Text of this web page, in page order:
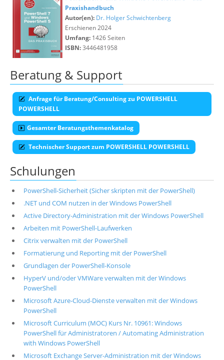
Praxishandbuch
Autor(en): Dr. Holger Schwichtenberg
Erschienen 2024
Umfang: 1426 Seiten
ISBN:3446481958
Beratung & Support
Anfrage für Beratung/Consulting zu POWERSHELL
POWERSHELL
Gesamter Beratungsthemenkatalog
Technischer Support zum POWERSHELL POWERSHELL
Schulungen
PowerShell-Sicherheit (Sicher skripten mit der PowerShell)
.NET und COM nutzen in der Windows PowerShell
Active Directory-Administration mit der Windows PowerShell
Arbeiten mit PowerShell-Laufwerken
Citrix verwalten mit der PowerShell
Formatierung und Reporting mit der PowerShell
Grundlagen der PowerShell-Konsole
HyperV und/oder VMWare verwalten mit der Windows
PowerShell
Microsoft Azure-Cloud-Dienste verwalten mit der Windows
PowerShell
Microsoft Curriculum (MOC) Kurs Nr. 10961: Windows
PowerShell für Administratoren / Automating Administration
with Windows PowerShell
Microsoft Exchange Server-Administration mit der Windows